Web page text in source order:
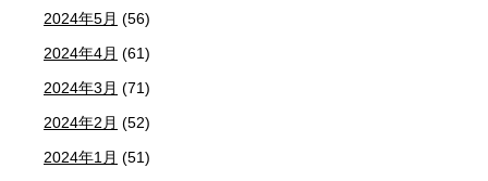
2024年5月 (56)
2024年4月 (61)
2024年3月 (71)
2024年2月 (52)
2024年1月 (51)